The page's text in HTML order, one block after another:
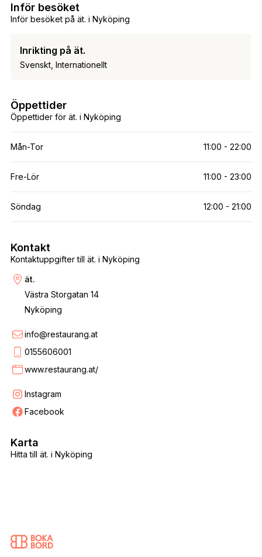
Inför besöket på ät. i Nyköping
Inför besöket
Inrikting på ät.
Svenskt, Internationellt
Öppettider för ät. i Nyköping
Öppettider
Mån-Tor 11:00 - 22:00
Fre-Lör 11:00 - 23:00
Söndag 12:00 - 21:00
Kontaktuppgifter till ät. i Nyköping
Kontakt
ät.
Västra Storgatan 14
Nyköping
info@restaurang.at
0155606001
www.restaurang.at/
Instagram
Facebook
Hitta till ät. i Nyköping
Karta